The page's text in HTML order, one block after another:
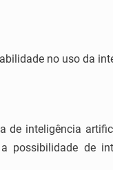
no uso da
inteligência
possibilidade de